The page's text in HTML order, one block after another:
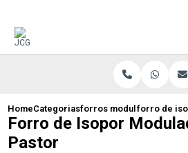
HomeCategoriasforros modulares de
forro de
Forro de Isopor
Pastor